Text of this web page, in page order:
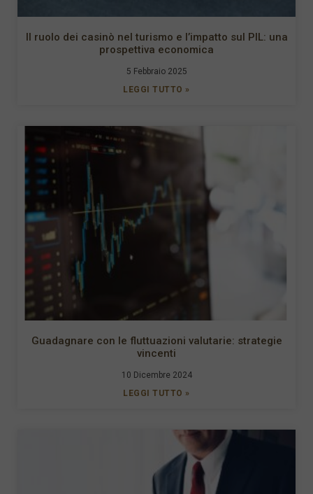
Il ruolo dei casinò nel turismo e l’impatto sul PIL: una
prospettiva economica
5 Febbraio 2025
LEGGI TUTTO »
Guadagnare con le fluttuazioni valutarie: strategie
vincenti
10 Dicembre 2024
LEGGI TUTTO »